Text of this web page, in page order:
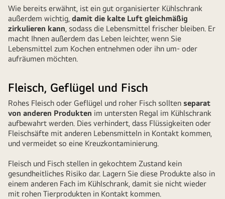
Lebensmitteln
aufbewahrt.
Wie bereits erwähnt, ist ein gut organisierter Kühlschrank
außerdem wichtig, damit die kalte Luft gleichmäßig
zirkulieren kann, sodass die Lebensmittel frischer bleiben. Er
macht Ihnen außerdem das Leben leichter, wenn Sie
Lebensmittel zum Kochen entnehmen oder ihn um- oder
aufräumen möchten.
Fleisch, Geflügel und Fisch
Rohes Fleisch oder Geflügel und roher Fisch sollten separat
von anderen Produkten im untersten Regal im Kühlschrank
aufbewahrt werden. Dies verhindert, dass Flüssigkeiten oder
Fleischsäfte mit anderen Lebensmitteln in Kontakt kommen,
und vermeidet so eine Kreuzkontaminierung.
Fleisch und Fisch stellen in gekochtem Zustand kein
gesundheitliches Risiko dar. Lagern Sie diese Produkte also in
einem anderen Fach im Kühlschrank, damit sie nicht wieder
mit rohen Tierprodukten in Kontakt kommen.